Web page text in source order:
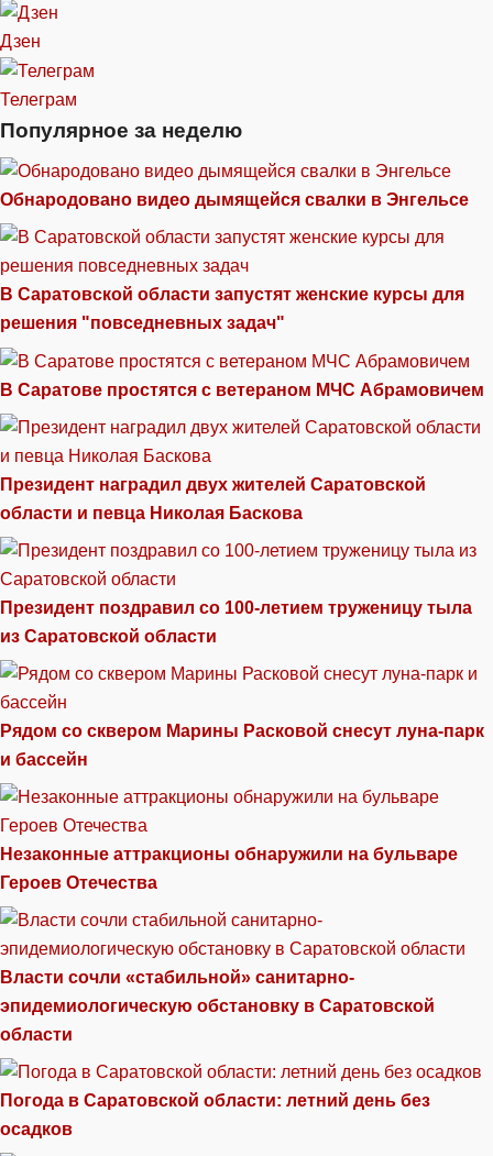
Дзен
Телеграм
Популярное за неделю
Обнародовано видео дымящейся свалки в Энгельсе
В Саратовской области запустят женские курсы для
решения "повседневных задач"
В Саратове простятся с ветераном МЧС Абрамовичем
Президент наградил двух жителей Саратовской
области и певца Николая Баскова
Президент поздравил со 100-летием труженицу тыла
из Саратовской области
Рядом со сквером Марины Расковой снесут луна-парк
и бассейн
Незаконные аттракционы обнаружили на бульваре
Героев Отечества
Власти сочли «стабильной» санитарно-
эпидемиологическую обстановку в Саратовской
области
Погода в Саратовской области: летний день без
осадков